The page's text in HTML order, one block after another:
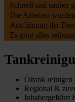
Schnell und sauber
Öltank reinigen
Regional &
Inhabergeführt